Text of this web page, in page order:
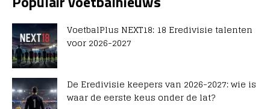
VoetbalPlus NEXT18: 18 Eredivisie talenten
voor 2026-2027
De Eredivisie keepers van 2026-2027: wie is
waar de eerste keus onder de lat?